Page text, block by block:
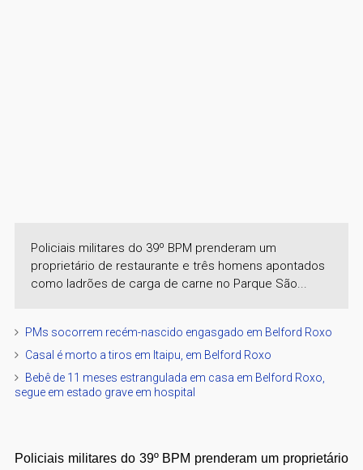
Policiais militares do 39º BPM prenderam um
proprietário de restaurante e três homens apontados
como ladrões de carga de carne no Parque São...
PMs socorrem recém-nascido engasgado em Belford Roxo
Casal é morto a tiros em Itaipu, em Belford Roxo
Bebê de 11 meses estrangulada em casa em Belford Roxo,
segue em estado grave em hospital
Policiais militares do 39º BPM prenderam um proprietário